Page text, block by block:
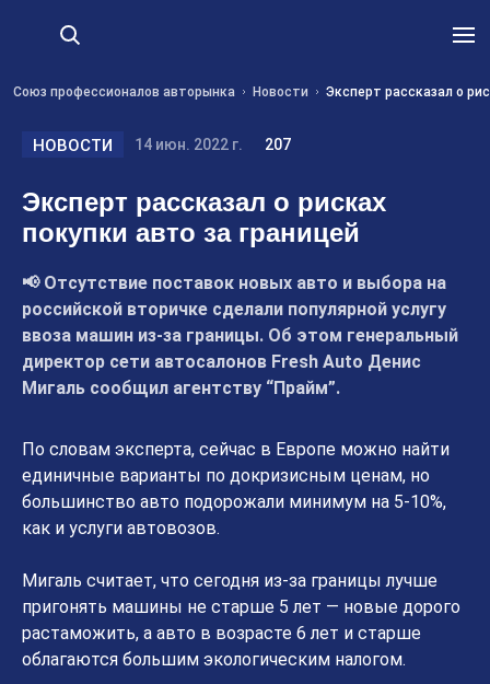
Союз профессионалов авторынка Новости Эксперт рассказал о
НОВОСТИ 14 июн. 2022 г. 207
Эксперт рассказал о рисках
покупки авто за границей
📢 Отсутствие поставок новых авто и выбора на
российской вторичке сделали популярной услугу
ввоза машин из-за границы. Об этом генеральный
директор сети автосалонов Fresh Auto Денис
Мигаль сообщил агентству “Прайм”.
По словам эксперта, сейчас в Европе можно найти
единичные варианты по докризисным ценам, но
большинство авто подорожали минимум на 5-10%,
как и услуги автовозов.
Мигаль считает, что сегодня из-за границы лучше
пригонять машины не старше 5 лет — новые дорого
растаможить, а авто в возрасте 6 лет и старше
облагаются большим экологическим налогом.